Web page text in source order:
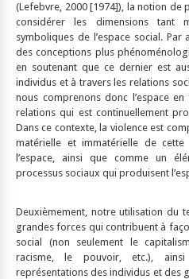
(Lefebvre, 2000 [1974]), la notion de
considérer les dimensions tant
symboliques de l’espace social.
des conceptions plus
en soutenant que ce dernier est
individus et à travers les relations
nous comprenons donc l’espace
relations qui est continuellement
Dans ce contexte, la violence est
matérielle et immatérielle de
l’espace, ainsi que comme un
processus sociaux qui produisent
Deuxièmement, notre utilisation du
grandes forces qui contribuent à
social (non seulement le
racisme, le pouvoir, etc.),
représentations des individus et des